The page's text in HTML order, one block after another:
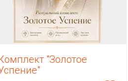
"Золотое